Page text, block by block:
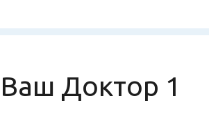
Ваш Доктор 1